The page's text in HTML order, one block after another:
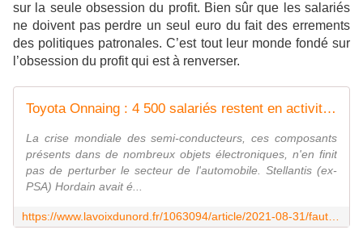
sur la seule obsession du profit. Bien sûr que les salariés
ne doivent pas perdre un seul euro du fait des errements
des politiques patronales. C’est tout leur monde fondé sur
l’obsession du profit qui est à renverser.
Toyota Onnaing : 4 500 salariés restent en activité partielle, la reprise de l'usine repoussée
La crise mondiale des semi-conducteurs, ces composants
présents dans de nombreux objets électroniques, n'en finit
pas de perturber le secteur de l'automobile. Stellantis (ex-
PSA) Hordain avait é...